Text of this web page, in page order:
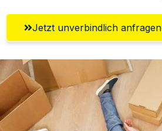
Jetzt unverbindlich anfragen